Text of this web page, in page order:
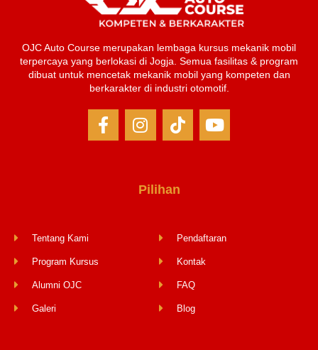
OJC Auto Course merupakan lembaga kursus mekanik mobil
terpercaya yang berlokasi di Jogja. Semua fasilitas & program
dibuat untuk mencetak mekanik mobil yang kompeten dan
berkarakter di industri otomotif.
Pilihan
Tentang Kami
Program Kursus
Alumni OJC
Galeri
Pendaftaran
Kontak
FAQ
Blog